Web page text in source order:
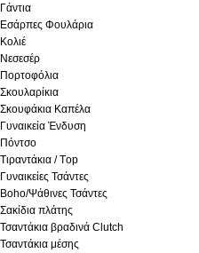
Γάντια
Εσάρπες Φουλάρια
Κολιέ
Νεσεσέρ
Πορτοφόλια
Σκουλαρίκια
Σκουφάκια Καπέλα
Γυναικεία Ένδυση
Πόντσο
Τιραντάκια / Τop
Γυναικείες Τσάντες
Boho/Ψάθινες Τσάντες
Σακίδια πλάτης
Τσαντάκια βραδινά Clutch
Τσαντάκια μέσης